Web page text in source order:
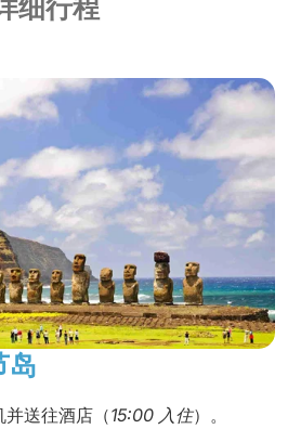
2016 年 7 月至 8 月：请注
季假期，因此必须提前预
间。
同级酒店
的中心地带，共有 150 间舒
、电话、互联网接入和有线
会议室。
细行程
岛
送往酒店（15:00 入住）。